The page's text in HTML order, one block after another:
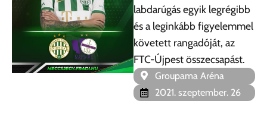
labdarúgás egyik legrégibb
és a leginkább figyelemmel
követett rangadóját, az
FTC-Újpest összecsapást.
Groupama Aréna
2021. szeptember. 26